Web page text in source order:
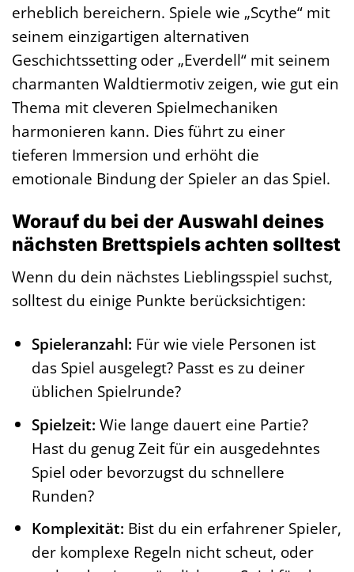
erheblich bereichern. Spiele wie „Scythe“ mit
seinem einzigartigen alternativen
Geschichtssetting oder „Everdell“ mit seinem
charmanten Waldtiermotiv zeigen, wie gut ein
Thema mit cleveren Spielmechaniken
harmonieren kann. Dies führt zu einer
tieferen Immersion und erhöht die
emotionale Bindung der Spieler an das Spiel.
Worauf du bei der Auswahl deines
nächsten Brettspiels achten solltest
Wenn du dein nächstes Lieblingsspiel suchst,
solltest du einige Punkte berücksichtigen:
Spieleranzahl: Für wie viele Personen ist
das Spiel ausgelegt? Passt es zu deiner
üblichen Spielrunde?
Spielzeit: Wie lange dauert eine Partie?
Hast du genug Zeit für ein ausgedehntes
Spiel oder bevorzugst du schnellere
Runden?
Komplexität: Bist du ein erfahrener Spieler,
der komplexe Regeln nicht scheut, oder